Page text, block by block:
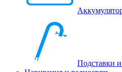
Подставки